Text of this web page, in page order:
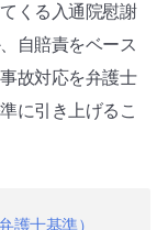
くる入通院慰謝
自賠責をベース
故対応を弁護士
に引き上げるこ
護士基準）